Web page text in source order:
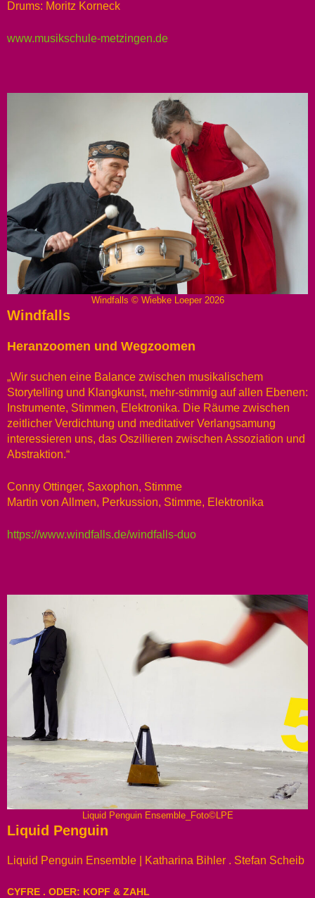
Drums: Moritz Korneck
www.musikschule-metzingen.de
Windfalls © Wiebke Loeper 2026
Windfalls
Heranzoomen und Wegzoomen
„Wir suchen eine Balance zwischen musikalischem
Storytelling und Klangkunst, mehr-stimmig auf allen Ebenen:
Instrumente, Stimmen, Elektronika. Die Räume zwischen
zeitlicher Verdichtung und meditativer Verlangsamung
interessieren uns, das Oszillieren zwischen Assoziation und
Abstraktion.“
Conny Ottinger, Saxophon, Stimme
Martin von Allmen, Perkussion, Stimme, Elektronika
https://www.windfalls.de/windfalls-duo
Liquid Penguin Ensemble_Foto©LPE
Liquid Penguin
Liquid Penguin Ensemble | Katharina Bihler . Stefan Scheib
CYFRE . ODER: KOPF & ZAHL